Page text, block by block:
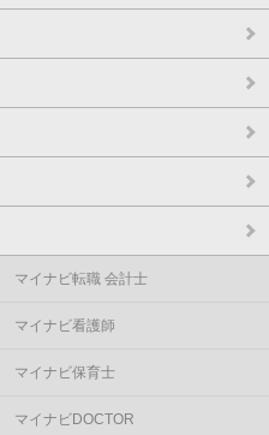
マイナビ転職 会計士
マイナビ看護師
マイナビ保育士
マイナビDOCTOR